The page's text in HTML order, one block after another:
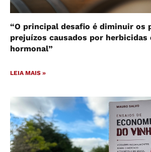
“O principal desafio é diminuir os
prejuízos causados por herbicidas
hormonal”
LEIA MAIS »